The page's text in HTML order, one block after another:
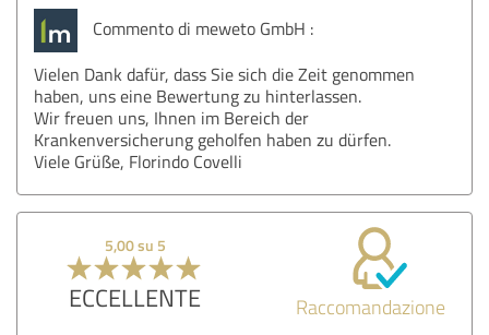
Commento di meweto GmbH :
Vielen Dank dafür, dass Sie sich die Zeit genommen
haben, uns eine Bewertung zu hinterlassen.
Wir freuen uns, Ihnen im Bereich der
Krankenversicherung geholfen haben zu dürfen.
Viele Grüße, Florindo Covelli
5,00 su 5
ECCELLENTE Raccomandazione